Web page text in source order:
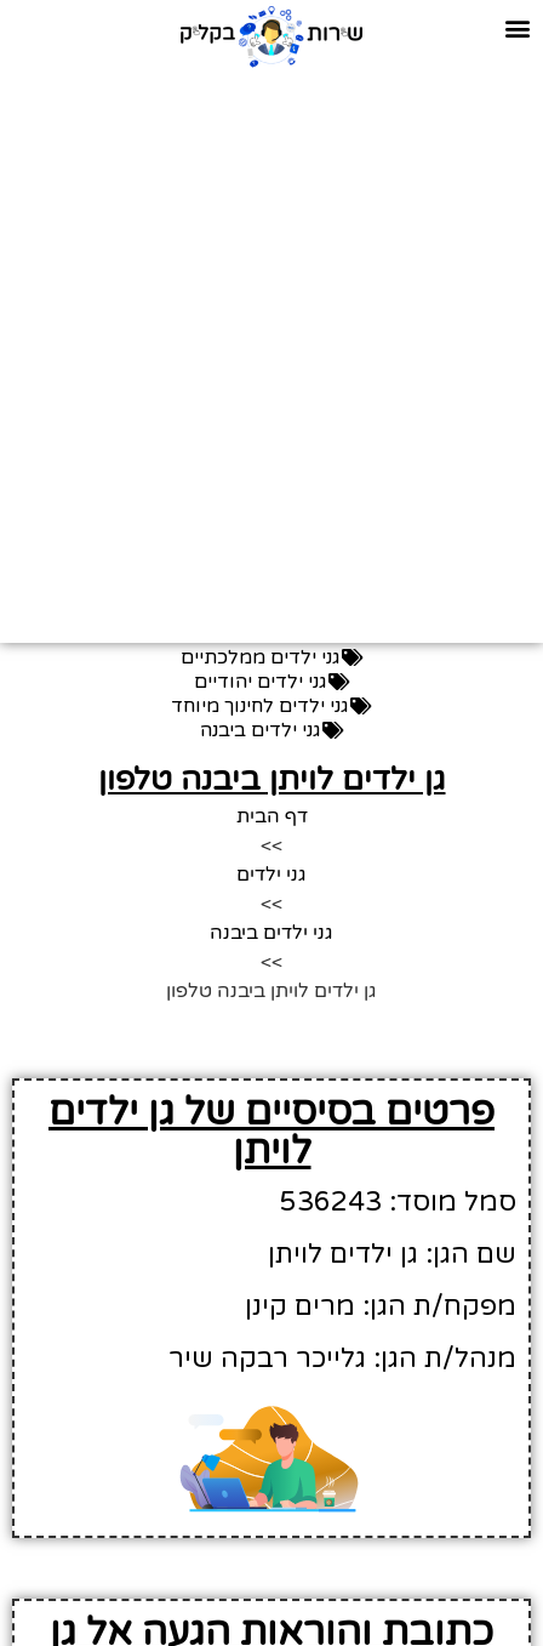
גני ילדים ממלכתיים
גני ילדים יהודיים
גני ילדים לחינוך מיוחד
גני ילדים ביבנה
גן ילדים לויתן ביבנה טלפון
דף הבית
>>
גני ילדים
>>
גני ילדים ביבנה
>>
גן ילדים לויתן ביבנה טלפון
פרטים בסיסיים של גן ילדים
לויתן
סמל מוסד: 536243
שם הגן: גן ילדים לויתן
מפקח/ת הגן: מרים קינן
מנהל/ת הגן: גלייכר רבקה שיר
כתובת והוראות הגעה אל גן